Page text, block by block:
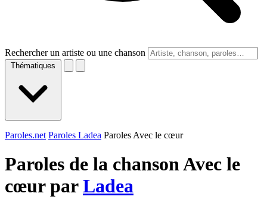
Rechercher un artiste ou une chanson
Thématiques
Paroles.net Paroles Ladea Paroles Avec le cœur
Paroles de la chanson Avec le
cœur parLadea